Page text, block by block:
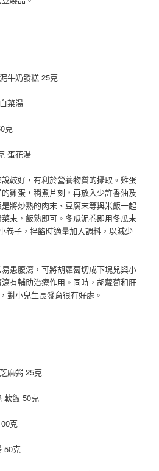
牛奶發糕 25克
菜湯
克
蛋花湯
較好，有利於營養物質的攝取。雞蛋
雞蛋，稍煮片刻，再放入少許香油及
將炒熟的肉末、豆腐末等與米飯一起
末，飯熟即可。冬瓜泥卷即用冬瓜末
卷子，拌餡時適量加入調料，以減少
患腹瀉，可將胡蘿蔔切成下塊兒與小
有輔助治療作用。同時，胡蘿蔔和肝
對小兒生長發育很有好處。
麻粥 25克
軟飯 50克
克
50克